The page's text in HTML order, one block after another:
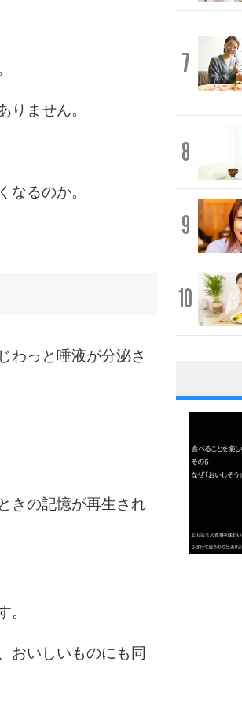
りません。
なるのか。
わっと唾液が分泌さ
きの記憶が再生され
。
おいしいものにも同
7
8
9
10
1
3